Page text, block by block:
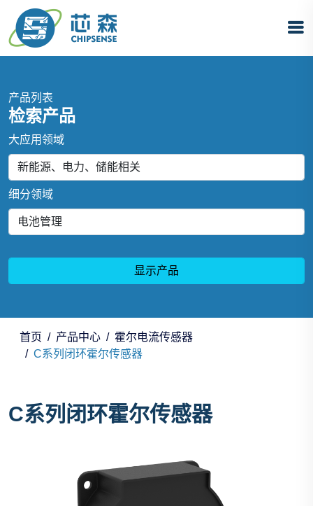
产品列表
检索产品
大应用领域
细分领域
显示产品
首页 产品中心
霍尔电流传感器
C系列闭环霍尔传感器
C系列闭环霍尔传感器